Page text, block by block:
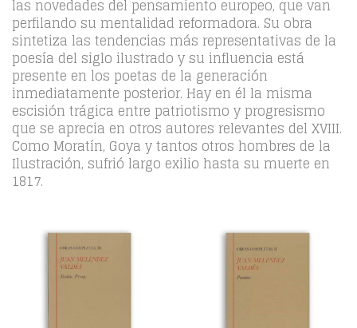
las novedades del pensamiento europeo, que van
perfilando su mentalidad reformadora. Su obra
sintetiza las tendencias más representativas de la
poesía del siglo ilustrado y su influencia está
presente en los poetas de la generación
inmediatamente posterior. Hay en él la misma
escisión trágica entre patriotismo y progresismo
que se aprecia en otros autores relevantes del XVIII.
Como Moratín, Goya y tantos otros hombres de la
Ilustración, sufrió largo exilio hasta su muerte en
1817.